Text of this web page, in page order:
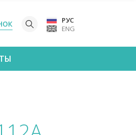
РУС
ENG